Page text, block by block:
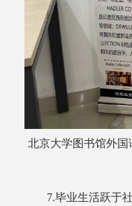
北京大学图书馆外
7.毕业生活跃于社